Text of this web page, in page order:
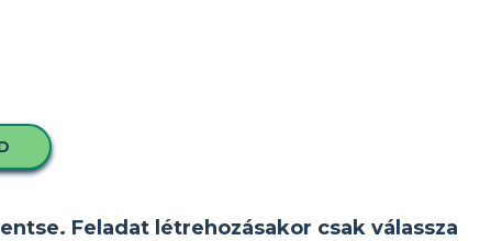
Feladat létrehozásakor csak válassza